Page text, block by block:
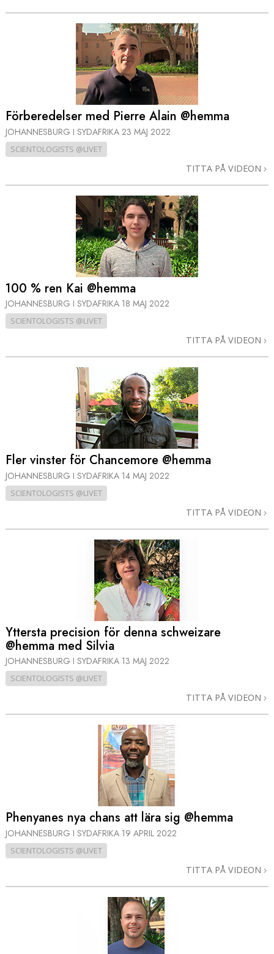
Förberedelser med Pierre Alain @hemma
JOHANNESBURG I SYDAFRIKA 23 MAJ 2022
SCIENTOLOGISTS @LIVET
TITTA PÅ VIDEON
100 % ren Kai @hemma
JOHANNESBURG I SYDAFRIKA 18 MAJ 2022
SCIENTOLOGISTS @LIVET
TITTA PÅ VIDEON
Fler vinster för Chancemore @hemma
JOHANNESBURG I SYDAFRIKA 14 MAJ 2022
SCIENTOLOGISTS @LIVET
TITTA PÅ VIDEON
Yttersta precision för denna schweizare
@hemma med Silvia
JOHANNESBURG I SYDAFRIKA 13 MAJ 2022
SCIENTOLOGISTS @LIVET
TITTA PÅ VIDEON
Phenyanes nya chans att lära sig @hemma
JOHANNESBURG I SYDAFRIKA 19 APRIL 2022
SCIENTOLOGISTS @LIVET
TITTA PÅ VIDEON